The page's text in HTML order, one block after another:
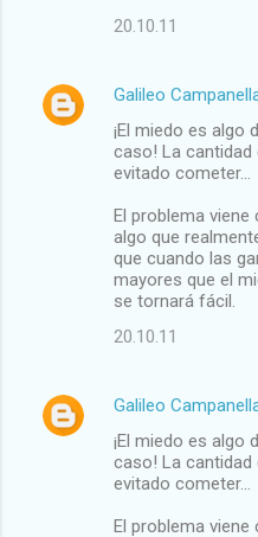
20.10.11
Galileo
¡El miedo es algo
caso! La cantidad
evitado cometer...
El problema
algo que
que cuando las
mayores que el
se tornará fácil.
20.10.11
Galileo
¡El miedo es algo
caso! La cantidad
evitado cometer...
El problema